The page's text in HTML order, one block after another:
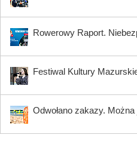
Rowerowy Raport.
Festiwal Kultury
Odwołano zakazy.